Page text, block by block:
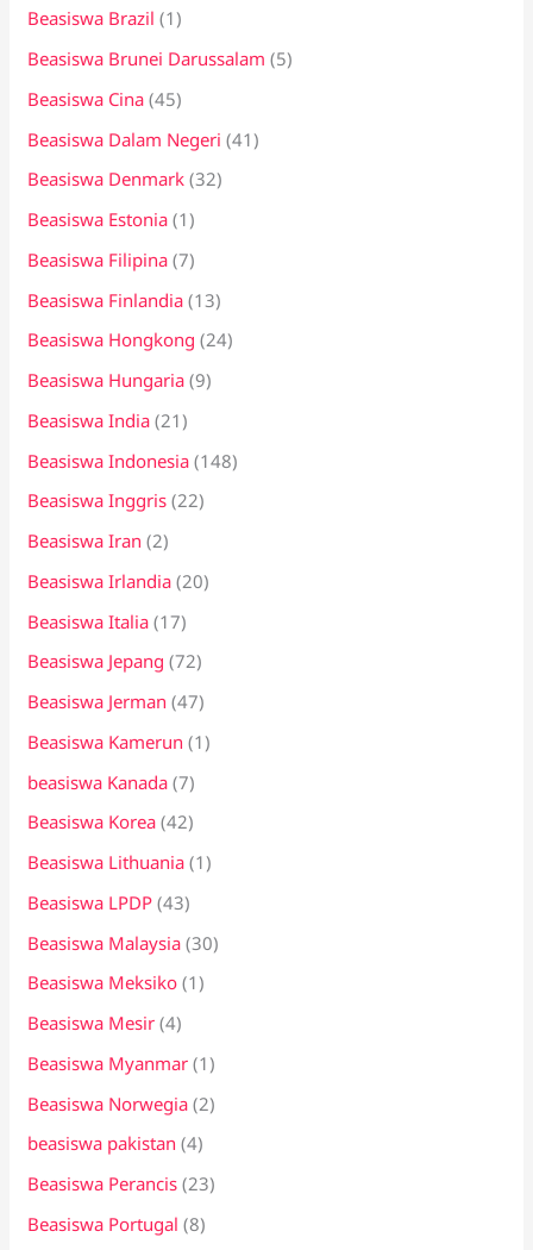
Beasiswa Brazil (1)
Beasiswa Brunei Darussalam (5)
Beasiswa Cina (45)
Beasiswa Dalam Negeri (41)
Beasiswa Denmark (32)
Beasiswa Estonia (1)
Beasiswa Filipina (7)
Beasiswa Finlandia (13)
Beasiswa Hongkong (24)
Beasiswa Hungaria (9)
Beasiswa India (21)
Beasiswa Indonesia (148)
Beasiswa Inggris (22)
Beasiswa Iran (2)
Beasiswa Irlandia (20)
Beasiswa Italia (17)
Beasiswa Jepang (72)
Beasiswa Jerman (47)
Beasiswa Kamerun (1)
beasiswa Kanada (7)
Beasiswa Korea (42)
Beasiswa Lithuania (1)
Beasiswa LPDP (43)
Beasiswa Malaysia (30)
Beasiswa Meksiko (1)
Beasiswa Mesir (4)
Beasiswa Myanmar (1)
Beasiswa Norwegia (2)
beasiswa pakistan (4)
Beasiswa Perancis (23)
Beasiswa Portugal (8)